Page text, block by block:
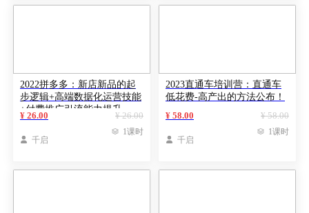
2022拼多多：新店新品的起
步逻辑+高端数据化运营技能
+付费推广引流能力提升
¥ 26.00
¥ 26.00
 千启
 1课时
2023直通车培训营：直通车
低花费-高产出的方法公布！
¥ 58.00
¥ 58.00
 千启
 1课时